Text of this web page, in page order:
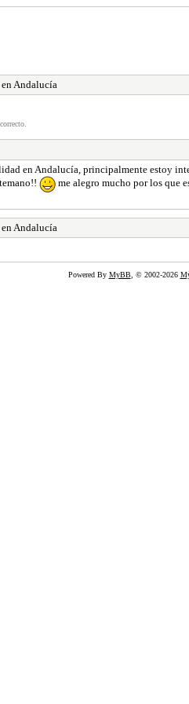
Andalucía
en Andalucía, principalmente estoy
me alegro mucho por los que
Andalucía
Powered By MyBB, © 2002-2026